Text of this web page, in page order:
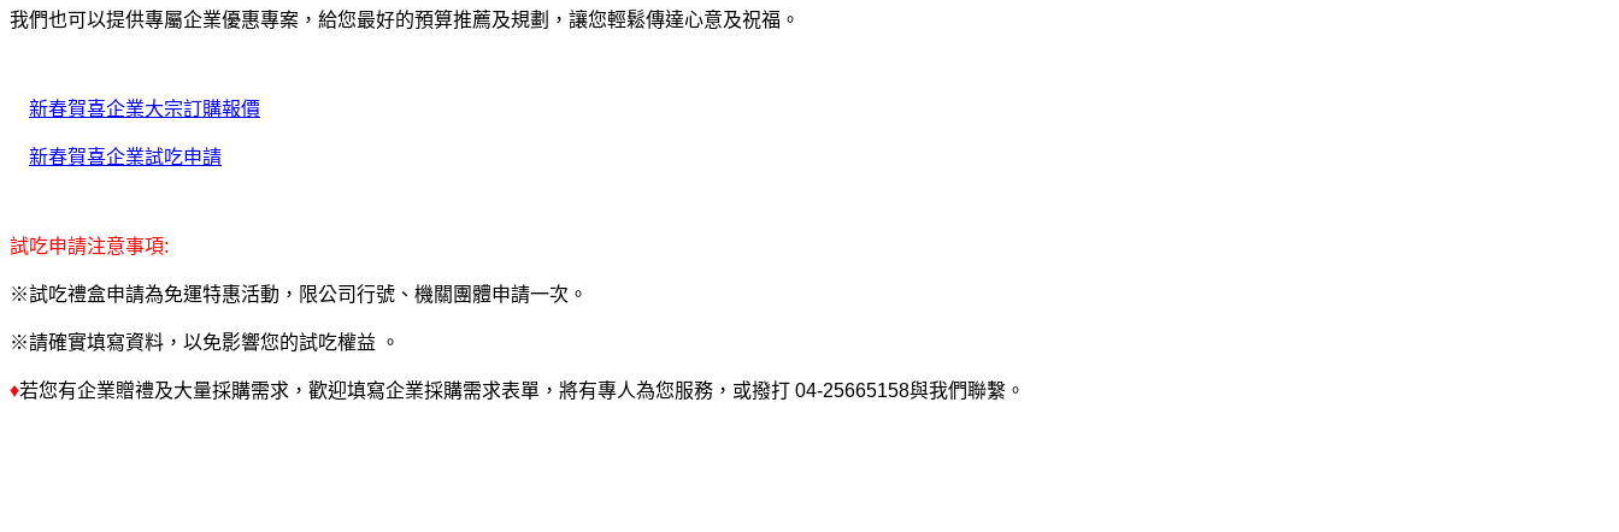
我們也可以提供專屬企業優惠專案，給您最好的預算推薦及規劃，讓您輕鬆傳達心意及祝福。
新春賀喜企業大宗訂購報價
新春賀喜企業試吃申請
試吃申請注意事項:
※試吃禮盒申請為免運特惠活動，限公司行號、機關團體申請一次。
※請確實填寫資料，以免影響您的試吃權益 。
♦若您有企業贈禮及大量採購需求，歡迎填寫企業採購需求表單，將有專人為您服務，或撥打 04-25665158與我們聯繫。